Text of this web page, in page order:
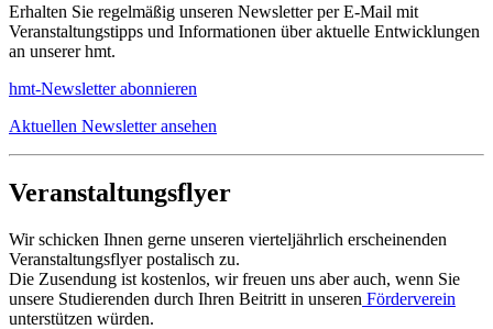
Erhalten Sie regelmäßig unseren Newsletter per E-Mail mit
Veranstaltungstipps und Informationen über aktuelle Entwicklungen
an unserer hmt.
hmt-Newsletter abonnieren
Aktuellen Newsletter ansehen
Veranstaltungsflyer
Wir schicken Ihnen gerne unseren vierteljährlich erscheinenden
Veranstaltungsflyer postalisch zu.
Die Zusendung ist kostenlos, wir freuen uns aber auch, wenn Sie
unsere Studierenden durch Ihren Beitritt in unseren Förderverein
unterstützen würden.